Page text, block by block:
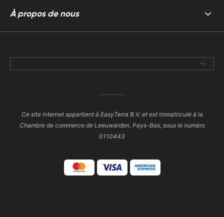
À propos de nous
Ce site internet appartient à EasyTerra B.V. et est immatriculé à la
Chambre de commerce de Leeuwarden, Pays-Bas, sous le numéro
0110443